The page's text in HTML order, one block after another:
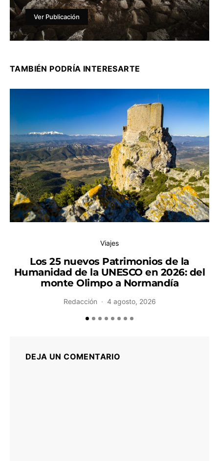
Ver Publicación
TAMBIÉN PODRÍA INTERESARTE
Viajes
Los 25 nuevos Patrimonios de la
Humanidad de la UNESCO en 2026: del
monte Olimpo a Normandía
Redacción 4 agosto, 2026
DEJA UN COMENTARIO